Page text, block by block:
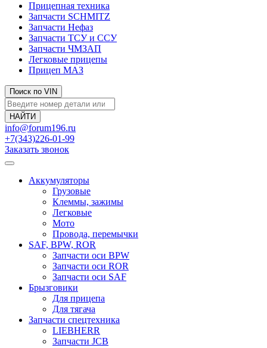
Прицепная техника
Запчасти SCHMITZ
Запчасти Нефаз
Запчасти ТСУ и ССУ
Запчасти ЧМЗАП
Легковые прицепы
Прицеп МАЗ
Поиск по VIN
info@forum196.ru
+7(343)226-01-99
Заказать звонок
Аккумуляторы
Грузовые
Клеммы, зажимы
Легковые
Мото
Провода, перемычки
SAF, BPW, ROR
Запчасти оси BPW
Запчасти оси ROR
Запчасти оси SAF
Брызговики
Для прицепа
Для тягача
Запчасти спецтехника
LIEBHERR
Запчасти JCB